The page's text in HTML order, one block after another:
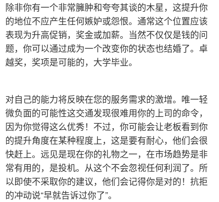
除非你有一个非常臃肿和夸夸其谈的木星，这提升你
的地位不应产生任何嫉妒或怨恨。通常这个位置应该
表现为升高促销，奖金或加薪。当然不仅仅是钱的问
题，你可以通过成为一个改变你的状态也结婚了。卓
越奖，奖项是可能的，大学毕业。
对自己的能力将反映在您的服务需求的激增。唯一轻
微负面的可能性这交通发现很难用你的上司的命令，
因为你觉得这么优秀！不过，你可能会让老板看到你
的提升角度在某种程度上，这是要有耐心，他们会很
快赶上。远见是现在你的礼物之一，在市场趋势是非
常有用的，是投机。从这个不会忽视任何利润了。所
以即使不采取你的建议，他们会记得你是对的！抗拒
的冲动说“早就告诉过你了”。